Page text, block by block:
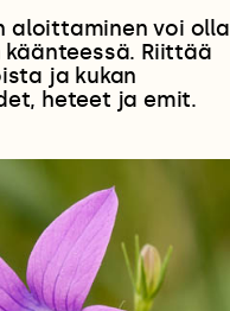
aloittaminen voi olla
Riittää
ja kukan
heteet ja emit.